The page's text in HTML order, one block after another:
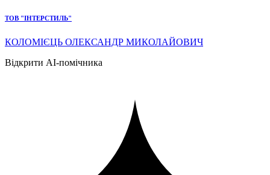
ТОВ "ІНТЕРСТИЛЬ"
КОЛОМІЄЦЬ ОЛЕКСАНДР МИКОЛАЙОВИЧ
Відкрити AI-помічника